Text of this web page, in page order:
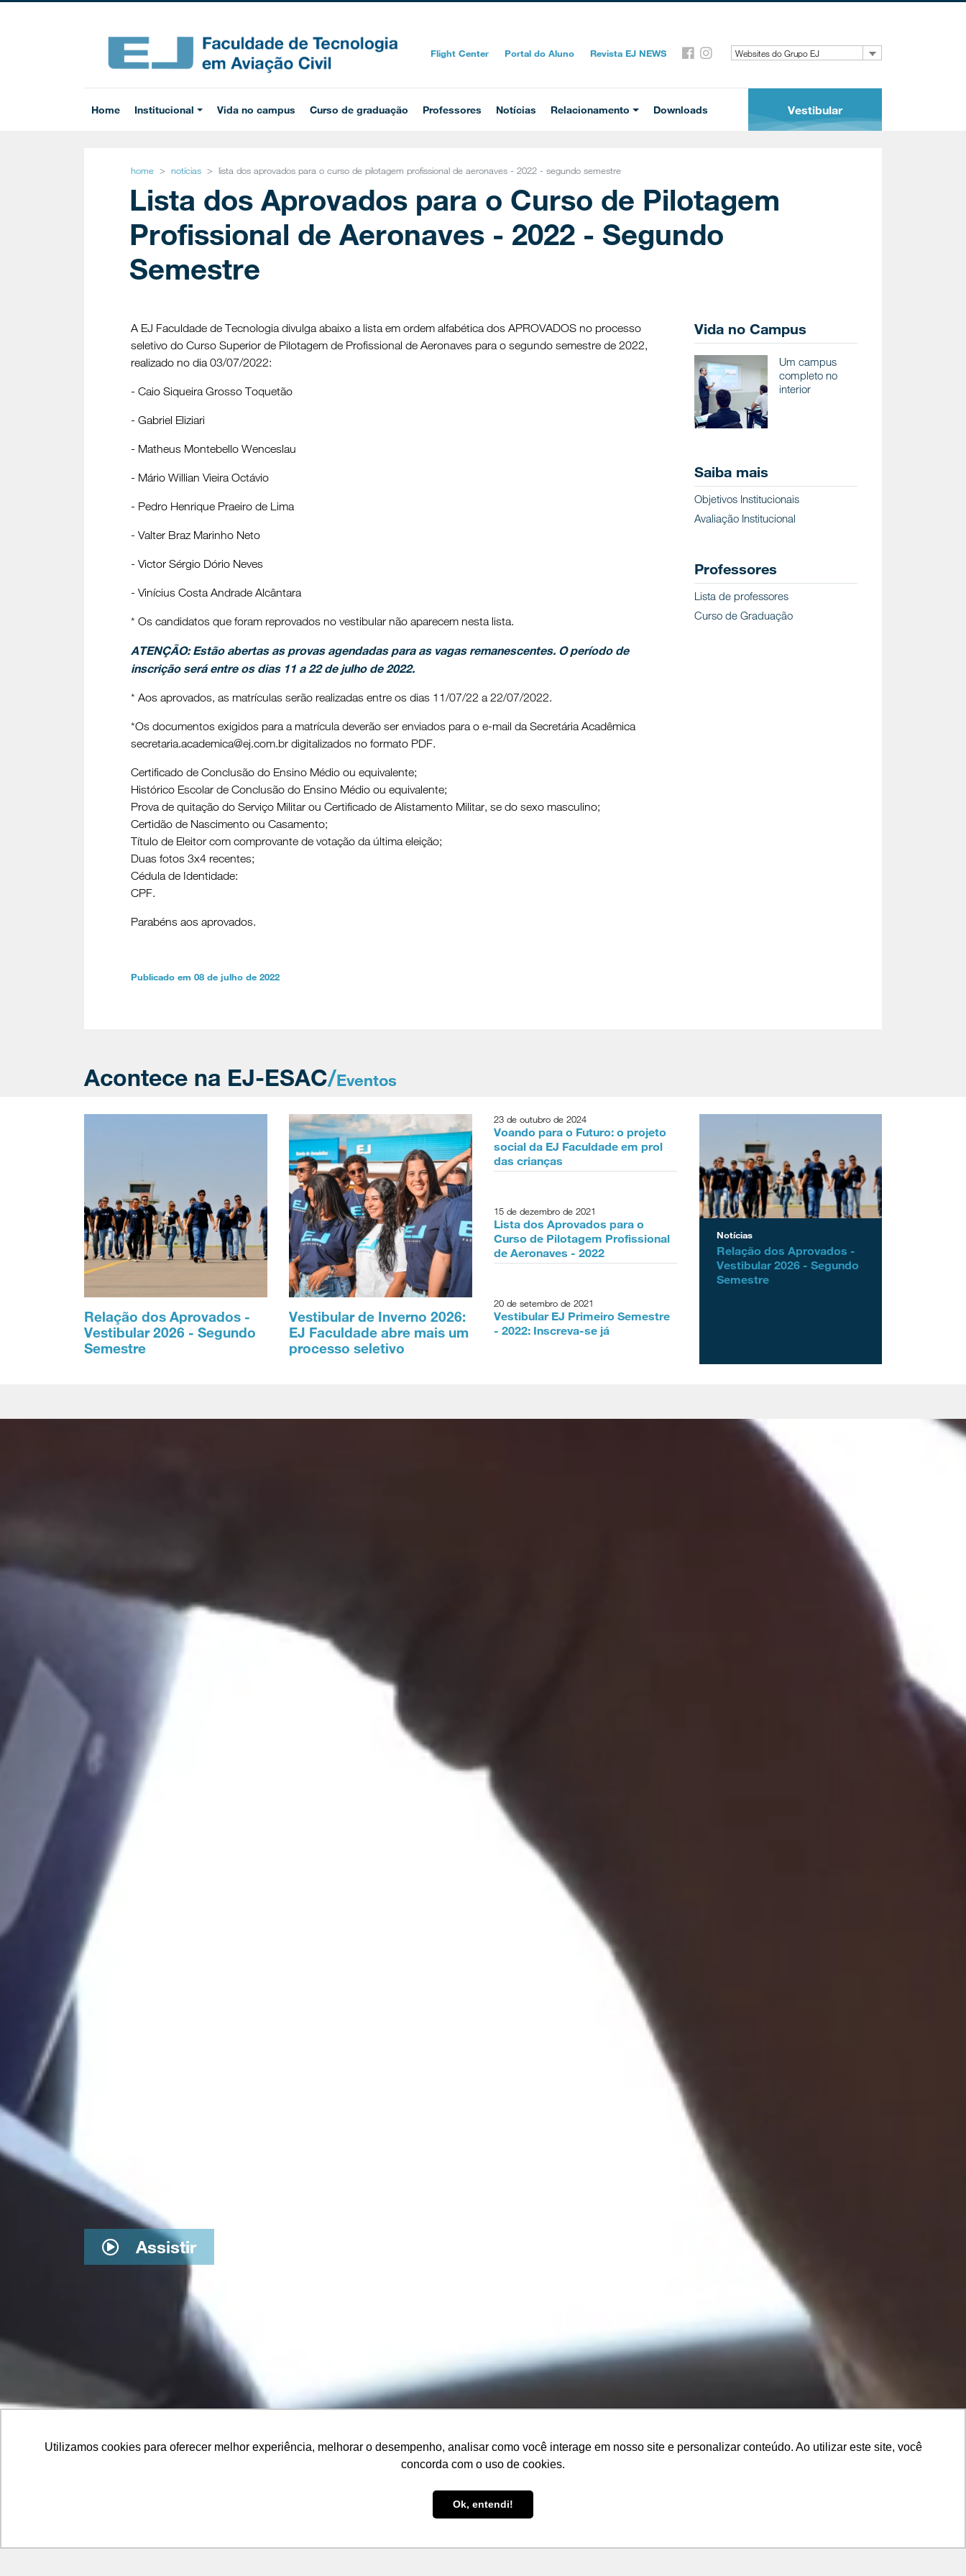
Utilizamos cookies para oferecer melhor experiência, melhorar o desempenho, analisar como você interage em nosso site e personalizar conteúdo. Ao utilizar este site, você
concorda com o uso de cookies.
Ok, entendi!
Flight Center Portal do Aluno Revista EJ NEWS Websites do Grupo EJ
Home Institucional Vida no campus Curso de graduação Professores Notícias Relacionamento Downloads Vestibular
home notícias lista dos aprovados para o curso de pilotagem profissional de aeronaves - 2022 - segundo semestre
Lista dos Aprovados para o Curso de Pilotagem
Profissional de Aeronaves - 2022 - Segundo
Semestre
A EJ Faculdade de Tecnologia divulga abaixo a lista em ordem alfabética dos APROVADOS no processo
seletivo do Curso Superior de Pilotagem de Profissional de Aeronaves para o segundo semestre de 2022,
realizado no dia 03/07/2022:
- Caio Siqueira Grosso Toquetão
- Gabriel Eliziari
- Matheus Montebello Wenceslau
- Mário Willian Vieira Octávio
- Pedro Henrique Praeiro de Lima
- Valter Braz Marinho Neto
- Victor Sérgio Dório Neves
- Vinícius Costa Andrade Alcântara
* Os candidatos que foram reprovados no vestibular não aparecem nesta lista.
ATENÇÃO: Estão abertas as provas agendadas para as vagas remanescentes. O período de
inscrição será entre os dias 11 a 22 de julho de 2022.
* Aos aprovados, as matrículas serão realizadas entre os dias 11/07/22 a 22/07/2022.
*Os documentos exigidos para a matrícula deverão ser enviados para o e-mail da Secretária Acadêmica
secretaria.academica@ej.com.br digitalizados no formato PDF.
Certificado de Conclusão do Ensino Médio ou equivalente;
Histórico Escolar de Conclusão do Ensino Médio ou equivalente;
Prova de quitação do Serviço Militar ou Certificado de Alistamento Militar, se do sexo masculino;
Certidão de Nascimento ou Casamento;
Título de Eleitor com comprovante de votação da última eleição;
Duas fotos 3x4 recentes;
Cédula de Identidade:
CPF.
Parabéns aos aprovados.
Publicado em 08 de julho de 2022
Vida no Campus
Um campus
completo no
interior
Saiba mais
Objetivos Institucionais
Avaliação Institucional
Professores
Lista de professores
Curso de Graduação
Acontece na EJ-ESAC/Eventos
Relação dos Aprovados -
Vestibular 2026 - Segundo
Semestre
Vestibular de Inverno 2026:
EJ Faculdade abre mais um
processo seletivo
23 de outubro de 2024
Voando para o Futuro: o projeto
social da EJ Faculdade em prol
das crianças
15 de dezembro de 2021
Lista dos Aprovados para o
Curso de Pilotagem Profissional
de Aeronaves - 2022
20 de setembro de 2021
Vestibular EJ Primeiro Semestre
- 2022: Inscreva-se já
Notícias
Relação dos Aprovados -
Vestibular 2026 - Segundo
Semestre
Assistir